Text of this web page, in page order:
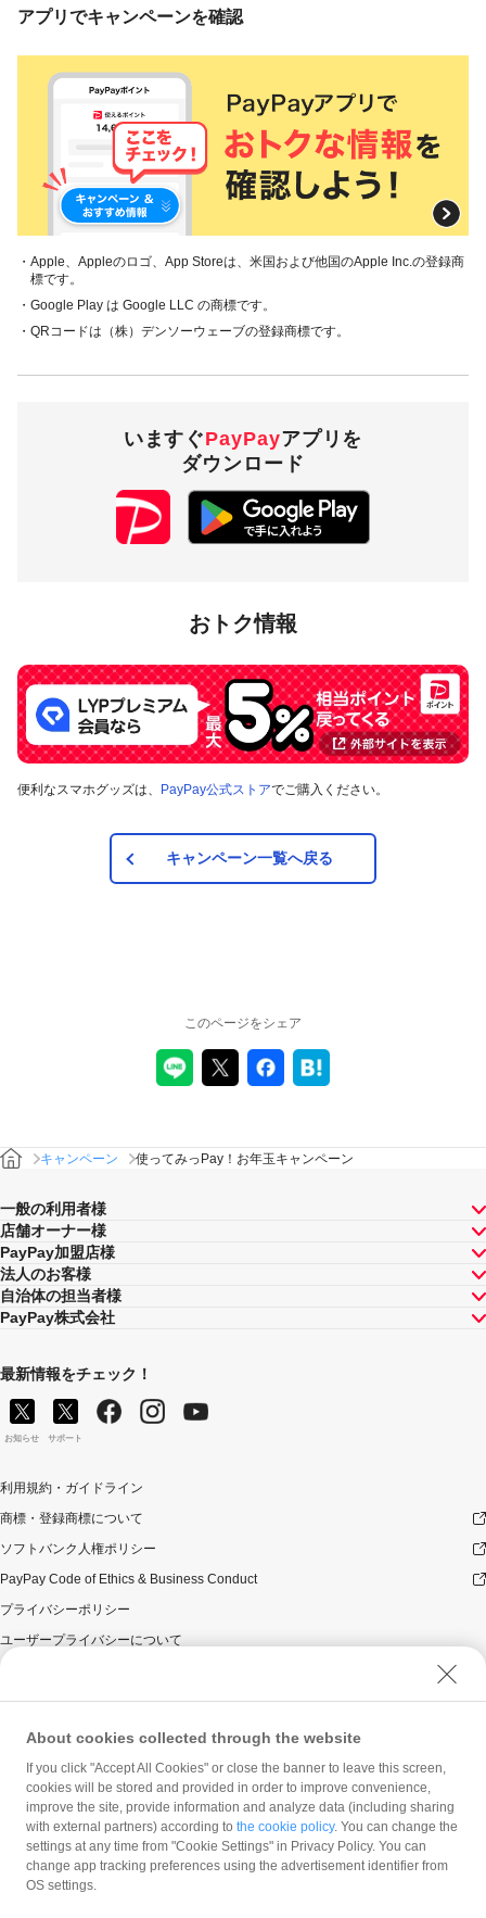
アプリでキャンペーンを確認
・Apple、Appleのロゴ、App Storeは、米国および他国のApple Inc.の登録商
標です。
・Google Play は Google LLC の商標です。
・QRコードは（株）デンソーウェーブの登録商標です。
いますぐPayPayアプリを
ダウンロード
おトク情報
便利なスマホグッズは、 PayPay公式ストアでご購入ください。
キャンペーン一覧へ戻る
このページをシェア
キャンペーン 使ってみっPay！お年玉キャンペーン
一般の利用者様
店舗オーナー様
PayPay加盟店様
法人のお客様
自治体の担当者様
PayPay株式会社
最新情報をチェック！
お知らせ サポート
利用規約・ガイドライン
商標・登録商標について
ソフトバンク人権ポリシー
PayPay Code of Ethics & Business Conduct
プライバシーポリシー
ユーザープライバシーについて
ウェブサイト利用規約
反社会的勢力に対する方針
勧誘方針
マネロン等基本方針
カスタマーハラスメントに関する当社の考え方
About cookies collected through the website
If you click "Accept All Cookies" or close the banner to leave this screen,
cookies will be stored and provided in order to improve convenience,
improve the site, provide information and analyze data (including sharing
with external partners) according to the cookie policy. You can change the
settings at any time from "Cookie Settings" in Privacy Policy. You can
change app tracking preferences using the advertisement identifier from
OS settings.